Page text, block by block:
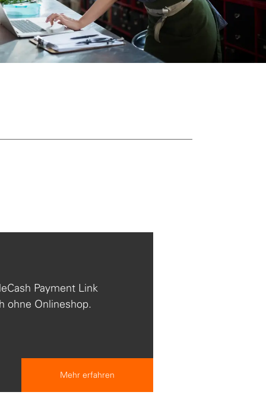
Payment Link
ohne Onlineshop.
Mehr erfahren